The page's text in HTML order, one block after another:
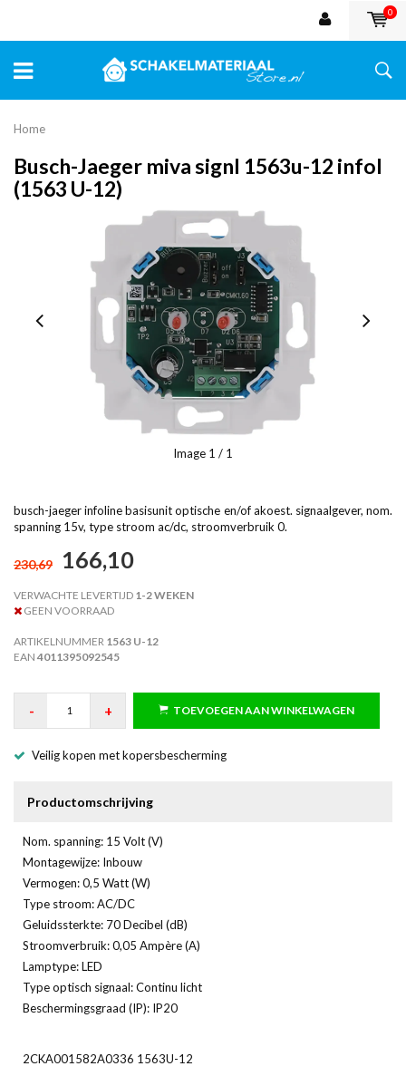
0
Home
Busch-Jaeger miva signl 1563u-12 infol
(1563 U-12)
Image 1 / 1
busch-jaeger infoline basisunit optische en/of akoest. signaalgever, nom.
spanning 15v, type stroom ac/dc, stroomverbruik 0.
230,69 166,10
VERWACHTE LEVERTIJD 1-2 WEKEN
GEEN VOORRAAD
ARTIKELNUMMER 1563 U-12
EAN 4011395092545
- + TOEVOEGEN AAN WINKELWAGEN
Veilig kopen met kopersbescherming
Productomschrijving
Nom. spanning: 15 Volt (V)
Montagewijze: Inbouw
Vermogen: 0,5 Watt (W)
Type stroom: AC/DC
Geluidssterkte: 70 Decibel (dB)
Stroomverbruik: 0,05 Ampère (A)
Lamptype: LED
Type optisch signaal: Continu licht
Beschermingsgraad (IP): IP20
2CKA001582A0336 1563U-12